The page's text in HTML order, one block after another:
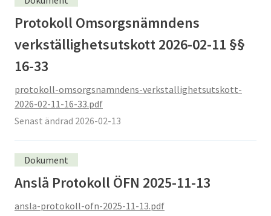
Protokoll Omsorgsnämndens
verkställighetsutskott 2026-02-11 §§
16-33
protokoll-omsorgsnamndens-verkstallighetsutskott-
2026-02-11-16-33.pdf
Senast ändrad 2026-02-13
Dokument
Anslå Protokoll ÖFN 2025-11-13
ansla-protokoll-ofn-2025-11-13.pdf